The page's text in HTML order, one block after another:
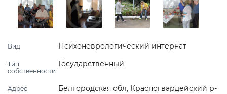
Вид Психоневрологический интернат
Тип
собственности
Государственный
Адрес
Белгородская обл, Красногвардейский р-